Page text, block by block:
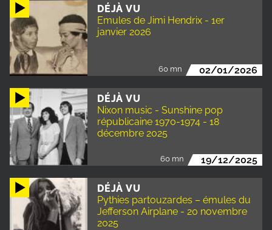
DÉJÀ VU
Emules de Jimi Hendrix - 1er
janvier 2026
60 mn 02/01/2026
DÉJÀ VU
Nixon music - Sunshine pop
républicaine 1970-1974 - 18
décembre 2025
60 mn 19/12/2025
DÉJÀ VU
Pythies partouzardes – émules du
Jefferson Airplane - 20 novembre
2025